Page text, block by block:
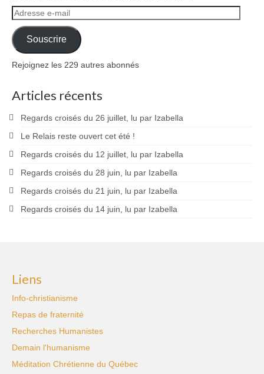
Adresse
e-
mail
Souscrire
Rejoignez les 229 autres abonnés
Articles récents
Regards croisés du 26 juillet, lu par Izabella
Le Relais reste ouvert cet été !
Regards croisés du 12 juillet, lu par Izabella
Regards croisés du 28 juin, lu par Izabella
Regards croisés du 21 juin, lu par Izabella
Regards croisés du 14 juin, lu par Izabella
Liens
Info-christianisme
Repas de fraternité
Recherches Humanistes
Demain l'humanisme
Méditation Chrétienne du Québec